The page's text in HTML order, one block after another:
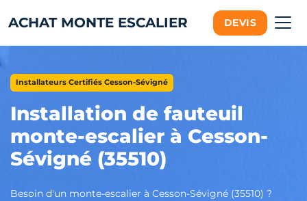
ACHAT MONTE ESCALIER DEVIS
Installateurs Certifiés Cesson-Sévigné
Installation de fauteuil
monte-escalier à Cesson-
Sévigné (35510)
Besoin d'un monte-escalier à Cesson-Sévigné (35510) ?